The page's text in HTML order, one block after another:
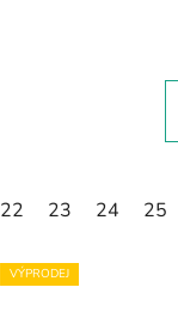
22 23 24 25
VÝPRODEJ